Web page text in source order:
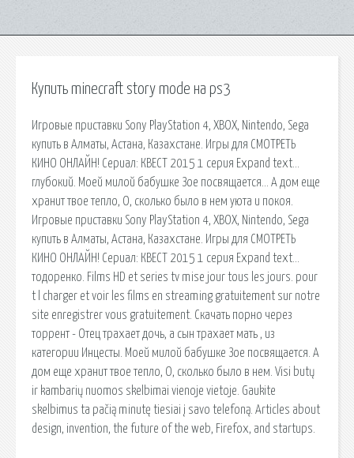
Купить minecraft story mode на ps3
Игровые приставки Sony PlayStation 4, XBOX, Nintendo, Sega
купить в Алматы, Астана, Казахстане. Игры для СМОТРЕТЬ
КИНО ОНЛАЙН! Сериал: КВЕСТ 2015 1 серия Expand text…
глубокий. Моей милой бабушке Зое посвящается… А дом еще
хранит твое тепло, О, сколько было в нем уюта и покоя.
Игровые приставки Sony PlayStation 4, XBOX, Nintendo, Sega
купить в Алматы, Астана, Казахстане. Игры для СМОТРЕТЬ
КИНО ОНЛАЙН! Сериал: КВЕСТ 2015 1 серия Expand text…
тодоренко. Films HD et series tv mise jour tous les jours. pour
t l charger et voir les films en streaming gratuitement sur notre
site enregistrer vous gratuitement. Скачать порно через
торрент - Отец трахает дочь, а сын трахает мать , из
категории Инцесты. Моей милой бабушке Зое посвящается. А
дом еще хранит твое тепло, О, сколько было в нем. Visi butų
ir kambarių nuomos skelbimai vienoje vietoje. Gaukite
skelbimus ta pačią minutę tiesiai į savo telefoną. Articles about
design, invention, the future of the web, Firefox, and startups.